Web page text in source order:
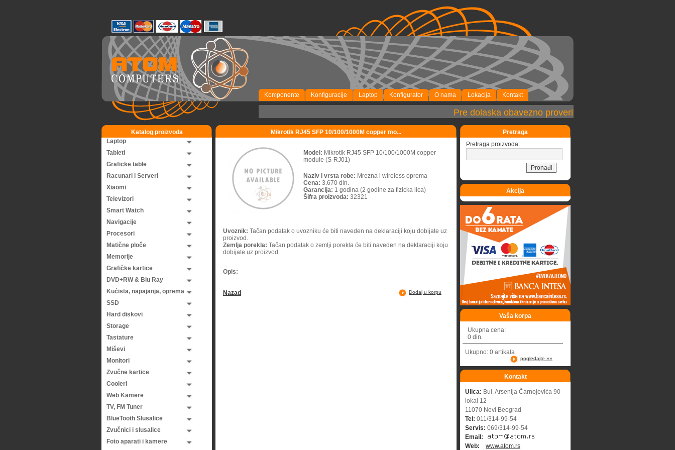
Komponente Konfiguracije Laptop Konfigurator O nama Lokacija Kontakt
Pre dolaska obavezno proveriti dostupnost robe!
Katalog proizvoda
Laptop
Tableti
Graficke table
Racunari i Serveri
Xiaomi
Televizori
Smart Watch
Navigacije
Procesori
Matične ploče
Memorije
Grafičke kartice
DVD+RW & Blu Ray
Kućista, napajanja, oprema
SSD
Hard diskovi
Storage
Tastature
Miševi
Monitori
Zvučne kartice
Cooleri
Web Kamere
TV, FM Tuner
BlueTooth Slusalice
Zvučnici i slusalice
Foto aparati i kamere
Mikrotik RJ45 SFP 10/100/1000M copper mo...
Model: Mikrotik RJ45 SFP 10/100/1000M copper
module (S-RJ01)
Naziv i vrsta robe: Mrezna i wireless oprema
Cena: 3.670 din.
Garancija: 1 godina (2 godine za fizicka lica)
Šifra proizvoda: 32321
Uvoznik: Tačan podatak o uvozniku će biti naveden na deklaraciji koju dobijate uz
proizvod.
Zemlja porekla: Tačan podatak o zemlji porekla će biti naveden na deklaraciji koju
dobijate uz proizvod.
Opis:
Dodaj u korpu
Nazad
Pretraga
Pretraga proizvoda:
Akcija
Vaša korpa
Ukupna cena:
0 din.
Ukupno: 0 artikala
pogledajte »»
Kontakt
Ulica: Bul. Arsenija Čarnojevića 90
lokal 12
11070 Novi Beograd
Tel: 011/314-99-54
Servis: 069/314-99-54
Email:
Web:
www.atom.rs